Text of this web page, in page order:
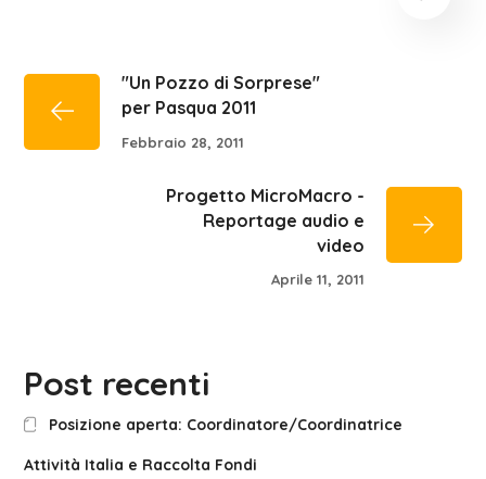
"Un Pozzo di Sorprese"
per Pasqua 2011
Febbraio 28, 2011
Progetto MicroMacro -
Reportage audio e
video
Aprile 11, 2011
Post recenti
Posizione aperta: Coordinatore/Coordinatrice
Attività Italia e Raccolta Fondi